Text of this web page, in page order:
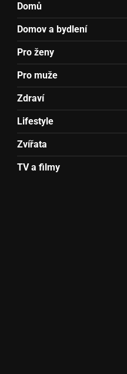
Domů
Domov a bydlení
Pro ženy
Pro muže
Zdraví
Lifestyle
Zvířata
TV a filmy